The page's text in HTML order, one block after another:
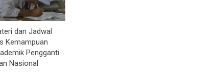
dan Jadwal
Kemampuan
Pengganti
Nasional